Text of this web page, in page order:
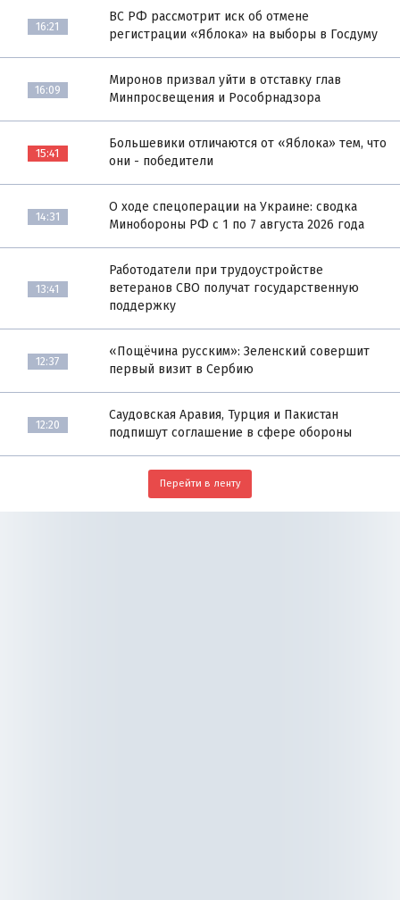
16:21
ВС РФ рассмотрит иск об отмене
регистрации «Яблока» на выборы в Госдуму
16:09
Миронов призвал уйти в отставку глав
Минпросвещения и Рособрнадзора
15:41
Большевики отличаются от «Яблока» тем, что
они - победители
14:31
О ходе спецоперации на Украине: сводка
Минобороны РФ с 1 по 7 августа 2026 года
13:41
Работодатели при трудоустройстве
ветеранов СВО получат государственную
поддержку
12:37
«Пощёчина русским»: Зеленский совершит
первый визит в Сербию
12:20
Саудовская Аравия, Турция и Пакистан
подпишут соглашение в сфере обороны
Перейти в ленту